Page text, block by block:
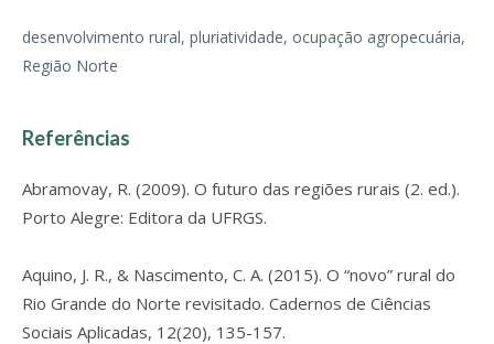
desenvolvimento rural, pluriatividade, ocupação agropecuária,
Região Norte
Referências
Abramovay, R. (2009). O futuro das regiões rurais (2. ed.).
Porto Alegre: Editora da UFRGS.
Aquino, J. R., & Nascimento, C. A. (2015). O “novo” rural do
Rio Grande do Norte revisitado. Cadernos de Ciências
Sociais Aplicadas, 12(20), 135-157.